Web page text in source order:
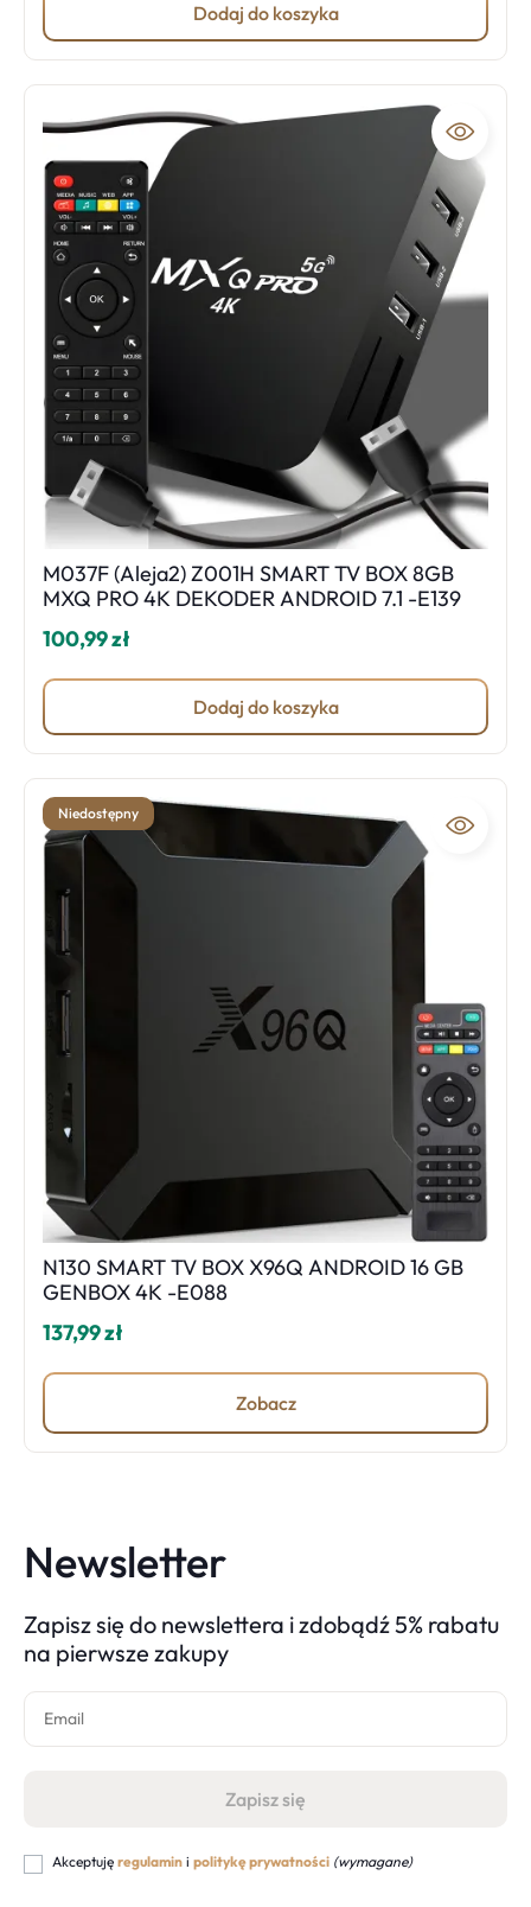
Dodaj do koszyka
M037F (Aleja2) Z001H SMART TV BOX 8GB
MXQ PRO 4K DEKODER ANDROID 7.1 -E139
100,99 zł
Dodaj do koszyka
Niedostępny
N130 SMART TV BOX X96Q ANDROID 16 GB
GENBOX 4K -E088
137,99 zł
Zobacz
Newsletter
Zapisz się do newslettera i zdobądź 5% rabatu
na pierwsze zakupy
Akceptuję regulamin i politykę prywatności (wymagane)